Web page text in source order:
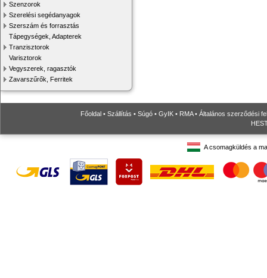
Szenzorok
Szerelési segédanyagok
Szerszám és forrasztás
Tápegységek, Adapterek
Tranzisztorok
Varisztorok
Vegyszerek, ragasztók
Zavarszűrők, Ferritek
Főoldal • Szállítás • Súgó • GyIK • RMA• Általános szerződési
A csomagküldés a